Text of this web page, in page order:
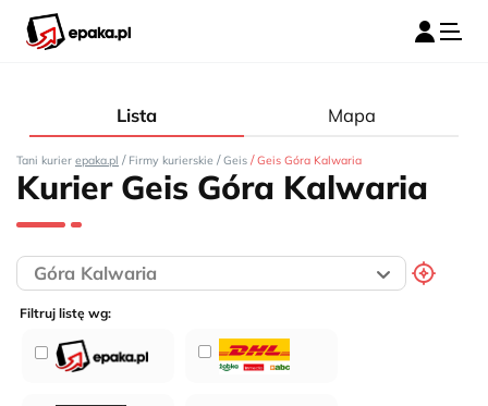
Lista Mapa
Tani kurier epaka.pl / Firmy kurierskie / Geis / Geis Góra Kalwaria
Kurier Geis Góra Kalwaria
Filtruj listę wg: